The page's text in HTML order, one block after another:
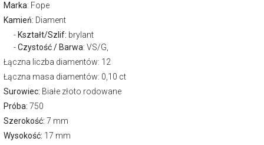
Marka: Fope
Kamień: Diament
Kształt/Szlif: brylant
Czystość / Barwa: VS/G,
Łączna liczba diamentów: 12
Łączna masa diamentów: 0,10 ct
Surowiec: Białe złoto rodowane
Próba: 750
Szerokość: 7 mm
Wysokość: 17 mm